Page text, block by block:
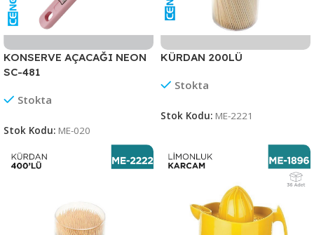
KONSERVE AÇACAĞI NEON
SC-481
Stokta
Stok Kodu: ME-020
KÜRDAN 200LÜ
Stokta
Stok Kodu: ME-2221